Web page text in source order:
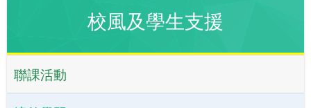
校風及學生支援
聯課活動